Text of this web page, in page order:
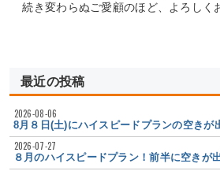
続き変わらぬご愛顧のほど、よろしく
最近の投稿
8月８日(土)にハイスピードプランの空きが
2026-08-06
８月のハイスピードプラン！前半に空きが
2026-07-27